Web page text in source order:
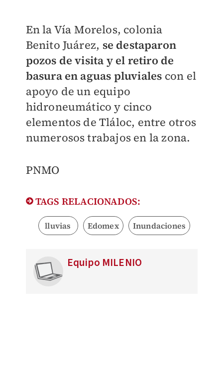
En la Vía Morelos, colonia
Benito Juárez, se destaparon
pozos de visita y el retiro de
basura en aguas pluviales con el
apoyo de un equipo
hidroneumático y cinco
elementos de Tláloc, entre otros
numerosos trabajos en la zona.
PNMO
TAGS RELACIONADOS:
lluvias Edomex Inundaciones
Equipo MILENIO